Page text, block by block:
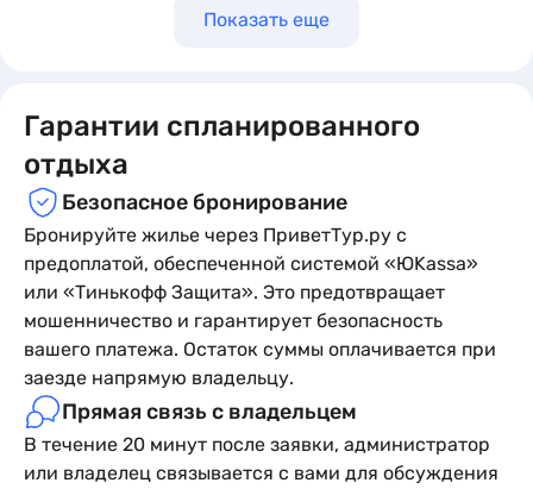
Показать еще
Гарантии спланированного
отдыха
Безопасное бронирование
Бронируйте жилье через ПриветТур.ру с
предоплатой, обеспеченной системой «ЮKassa»
или «Тинькофф Защита». Это предотвращает
мошенничество и гарантирует безопасность
вашего платежа. Остаток суммы оплачивается при
заезде напрямую владельцу.
Прямая связь с владельцем
В течение 20 минут после заявки, администратор
или владелец связывается с вами для обсуждения